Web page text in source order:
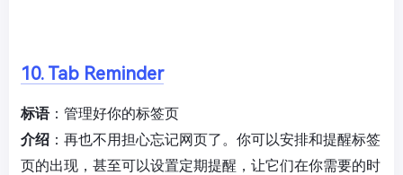
10. Tab Reminder
标语：管理好你的标签页
介绍 ：再也不用担心忘记网页了。你可以安排和提醒标签
页的出现，甚至可以设置定期提醒，让它们在你需要的时